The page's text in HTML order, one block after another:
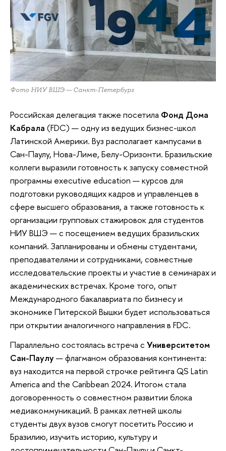
Фото НИУ ВШЭ — Санкт-Петербург
Российская делегация также посетила Фонд Дома
Кабрала (FDC) — одну из ведущих бизнес-школ
Латинской Америки. Вуз располагает кампусами в
Сан-Паулу, Нова-Лиме, Белу-Оризонти. Бразильские
коллеги выразили готовность к запуску совместной
программы executive education — курсов для
подготовки руководящих кадров и управленцев в
сфере высшего образования, а также готовность к
организации групповых стажировок для студентов
НИУ ВШЭ — с посещением ведущих бразильских
компаний. Запланированы и обмены студентами,
преподавателями и сотрудниками, совместные
исследовательские проекты и участие в семинарах и
академических встречах. Кроме того, опыт
Международного бакалавриата по бизнесу и
экономике Питерской Вышки будет использоваться
при открытии аналогичного направления в FDC.
Параллельно состоялась встреча с Университетом
Сан-Паулу— флагманом образования континента:
вуз находится на первой строчке рейтинга QS Latin
America and the Caribbean 2024. Итогом стала
договоренность о совместном развитии блока
медиакоммуникаций. В рамках летней школы
студенты двух вузов смогут посетить Россию и
Бразилию, изучить историю, культуру и